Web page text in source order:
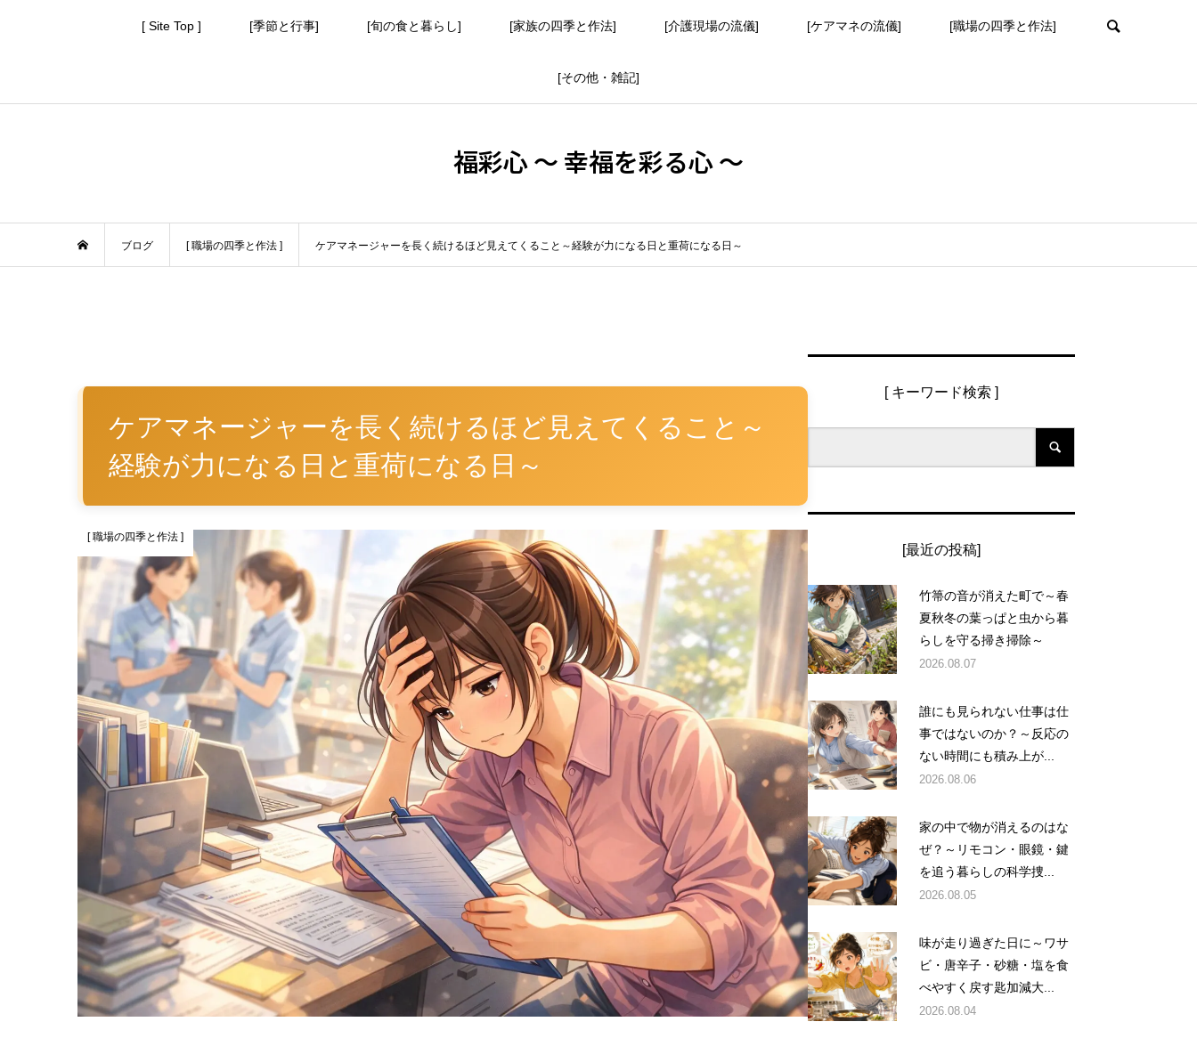
[ Site Top ] [季節と行事] [旬の食と暮らし] [家族の四季と作法] [介護現場の流儀] [ケアマネの流儀] [職場の四季と作法]
[その他・雑記]
福彩心 ～ 幸福を彩る心 ～
ブログ [ 職場の四季と作法 ] ケアマネージャーを長く続けるほど見えてくること～経験が力になる日と重荷になる日～
ケアマネージャーを長く続けるほど見えてくること～
経験が力になる日と重荷になる日～
[ 職場の四季と作法 ]
[ キーワード検索 ]
[最近の投稿]
竹箒の音が消えた町で～春
夏秋冬の葉っぱと虫から暮
らしを守る掃き掃除～
2026.08.07
誰にも見られない仕事は仕
事ではないのか？～反応の
ない時間にも積み上が...
2026.08.06
家の中で物が消えるのはな
ぜ？～リモコン・眼鏡・鍵
を追う暮らしの科学捜...
2026.08.05
味が走り過ぎた日に～ワサ
ビ・唐辛子・砂糖・塩を食
べやすく戻す匙加減大...
2026.08.04